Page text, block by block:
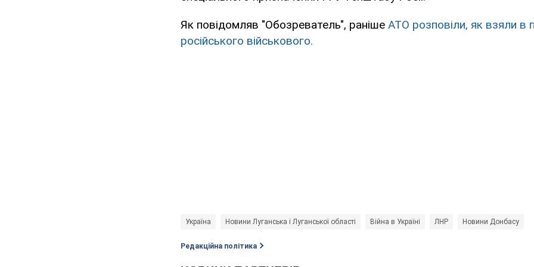
Як повідомляв "Обозреватель", раніше АТО розповіли, як взяли в
російського військового.
Україна Новини Луганська і Луганської області Війна в Україні ЛНР Новини Донбасу
Редакційна політика